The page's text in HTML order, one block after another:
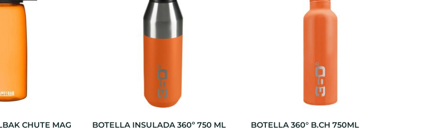
CHUTE MAG
BOTELLA INSULADA 360º 750 ML BOTELLA 360° B.CH 750ML